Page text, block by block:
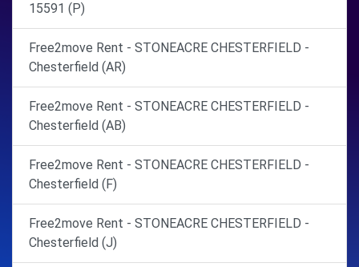
15591 (P)
Free2move Rent - STONEACRE CHESTERFIELD -
Chesterfield (AR)
Free2move Rent - STONEACRE CHESTERFIELD -
Chesterfield (AB)
Free2move Rent - STONEACRE CHESTERFIELD -
Chesterfield (F)
Free2move Rent - STONEACRE CHESTERFIELD -
Chesterfield (J)